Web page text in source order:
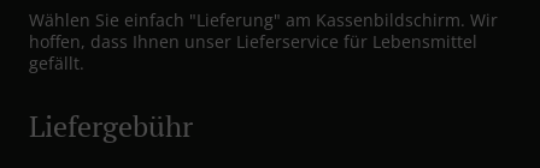
Wählen Sie einfach "Lieferung" am Kassenbildschirm. Wir
hoffen, dass Ihnen unser Lieferservice für Lebensmittel
gefällt.
Liefergebühr